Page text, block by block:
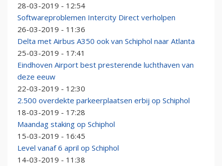
28-03-2019 - 12:54
Softwareproblemen Intercity Direct verholpen
26-03-2019 - 11:36
Delta met Airbus A350 ook van Schiphol naar Atlanta
25-03-2019 - 17:41
Eindhoven Airport best presterende luchthaven van
deze eeuw
22-03-2019 - 12:30
2.500 overdekte parkeerplaatsen erbij op Schiphol
18-03-2019 - 17:28
Maandag staking op Schiphol
15-03-2019 - 16:45
Level vanaf 6 april op Schiphol
14-03-2019 - 11:38